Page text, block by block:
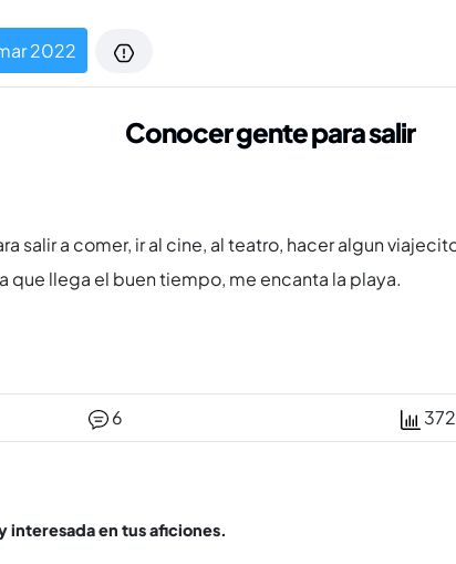
2022
Conocer gente para salir
salir a comer, ir al cine, al teatro, hacer algun
que llega el buen tiempo, me encanta la playa.
6
interesada en tus aficiones.